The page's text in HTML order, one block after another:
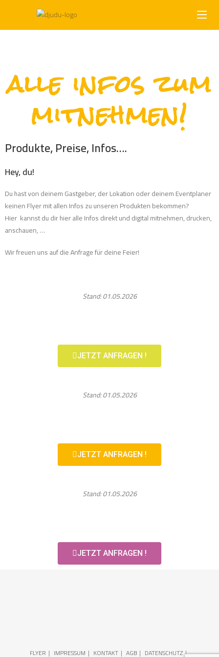
alle infos zum
mitnehmen!
Produkte, Preise, Infos….
Hey, du!
Du hast von deinem Gastgeber, der Lokation oder deinem Eventplaner
keinen Flyer mit allen Infos zu unseren Produkten bekommen?
Hier kannst du dir hier alle Infos direkt und digital mitnehmen, drucken,
anschauen, …
Wir freuen uns auf die Anfrage für deine Feier!
Stand: 01.05.2026
JETZT ANFRAGEN !
Stand: 01.05.2026
JETZT ANFRAGEN !
Stand: 01.05.2026
JETZT ANFRAGEN !
FLYER IMPRESSUM KONTAKT AGB DATENSCHUTZ